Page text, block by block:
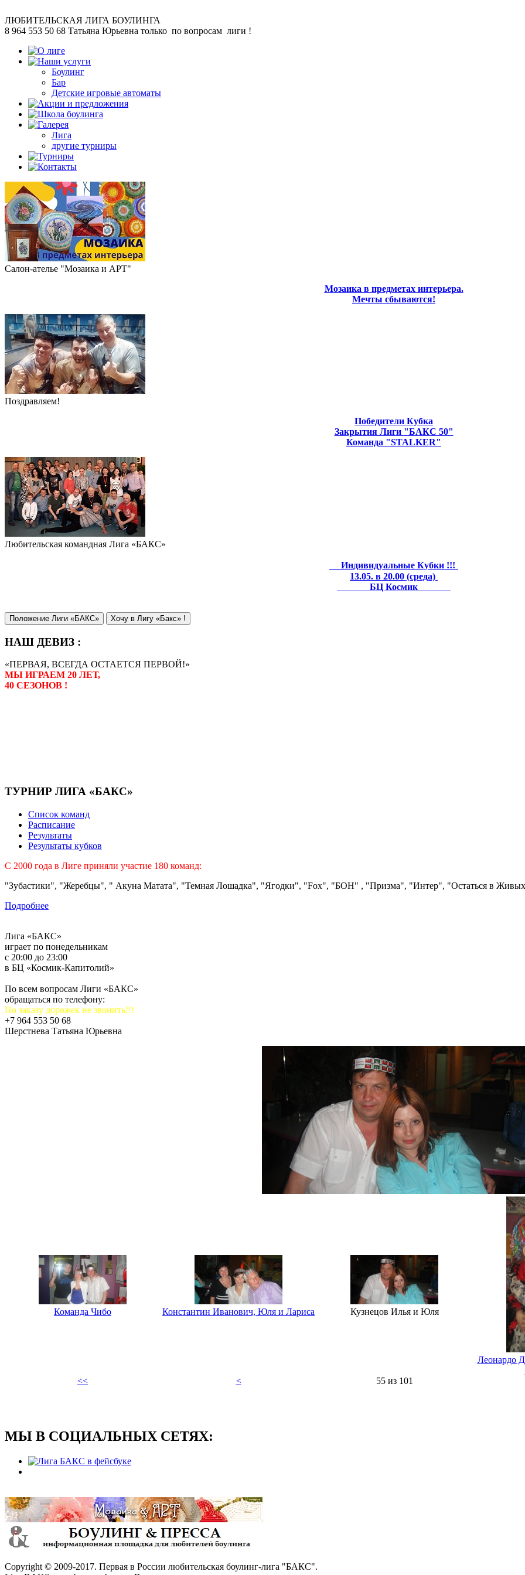
ЛЮБИТЕЛЬСКАЯ ЛИГА БОУЛИНГА
8 964 553 50 68 Татьяна Юрьевна только по вопросам лиги !
Боулинг
Бар
Детские игровые автоматы
Лига
другие турниры
Салон-ателье "Мозаика и АРТ"
Мозаика в предметах интерьера.
Мечты сбываются!
Поздравляем!
Победители Кубка
Закрытия Лиги "БАКС 50"
Команда "STALKER"
Любительская командная Лига «БАКС»
Индивидуальные Кубки !!!
13.05. в 20.00 (среда)
БЦ Космик
Положение Лиги «БАКС» Хочу в Лигу «Бакс» !
НАШ ДЕВИЗ :
«ПЕРВАЯ, ВСЕГДА ОСТАЕТСЯ ПЕРВОЙ!»
МЫ ИГРАЕМ 20 ЛЕТ,
40 СЕЗОНОВ !
ТУРНИР ЛИГА «БАКС»
Список команд
Расписание
Результаты
Результаты кубков
C 2000 года в Лиге приняли участие 180 команд:
"Зубастики", "Жеребцы", " Акуна Матата", "Темная Лошадка", "Ягодки", "Fох", "БОН" , "Призма", "Интер", "Остаться в
Подробнее
Лига «БАКС»
играет по понедельникам
с 20:00 до 23:00
в БЦ «Космик-Капитолий»
По всем вопросам Лиги «БАКС»
обращаться по телефону:
По заказу дорожек не звонить!!!
+7 964 553 50 68
Шерстнева Татьяна Юрьевна
Команда Чибо Константин Иванович, Юля и Лариса Кузнецов Илья и Юля
Леонардо
<<
< 55 из 101
МЫ В СОЦИАЛЬНЫХ СЕТЯХ:
Copyright © 2009-2017. Первая в России любительская боулинг-лига "БАКС".